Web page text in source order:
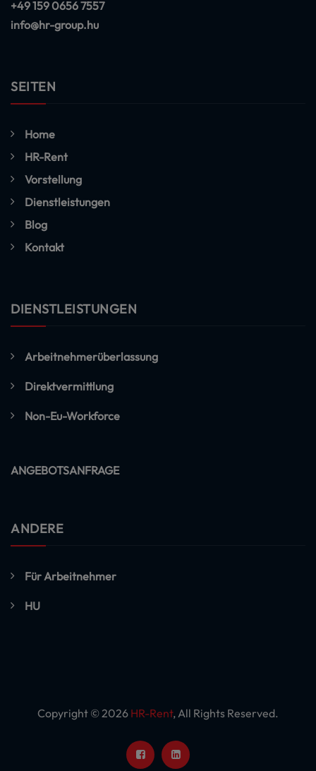
+49 159 0656 7557
info@hr-group.hu
SEITEN
Home
HR-Rent
Vorstellung
Dienstleistungen
Blog
Kontakt
DIENSTLEISTUNGEN
Arbeitnehmerüberlassung
Direktvermittlung
Non-Eu-Workforce
ANGEBOTSANFRAGE
ANDERE
Für Arbeitnehmer
HU
Copyright © 2026 HR-Rent, All Rights Reserved.